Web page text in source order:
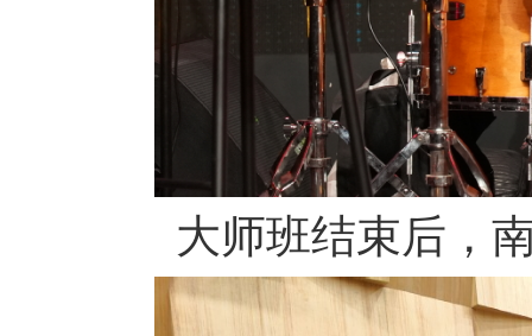
大师班结束后，